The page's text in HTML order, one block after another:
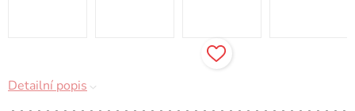
Detailní popis